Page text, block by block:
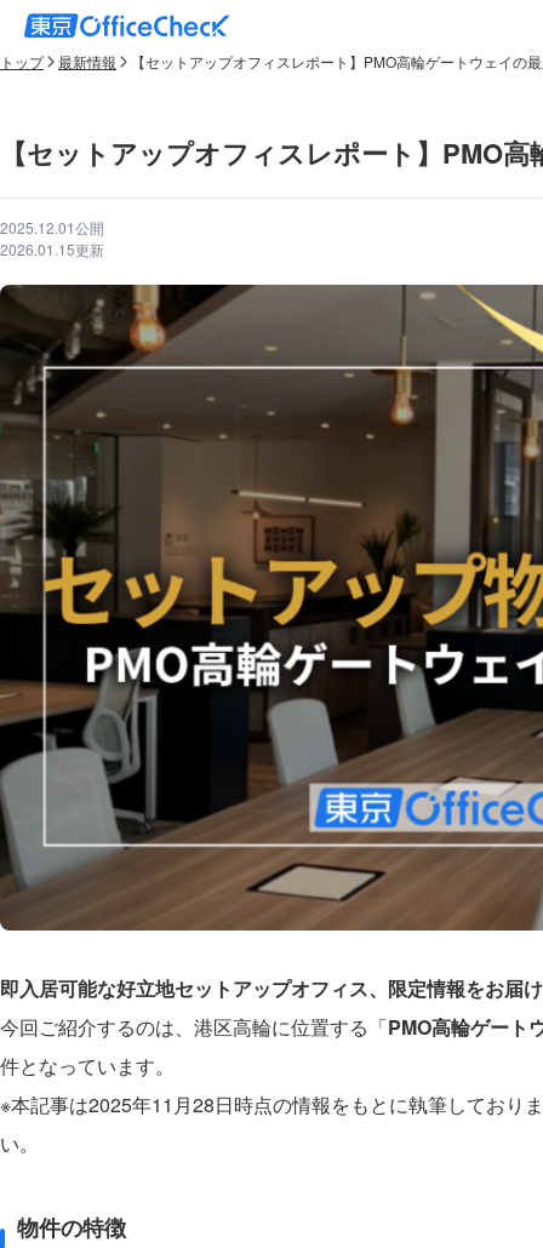
トップ 最新情報 【セットアップオフィスレポート】PMO高輪ゲートウェイの
【セットアップオフィスレポート】PMO
2025.12.01公開
2026.01.15更新
即入居可能な好立地セットアップオフィス、限定情報をお届
今回ご紹介するのは、港区高輪に位置する「PMO高輪ゲート
件となっています。
※本記事は2025年11月28日時点の情報をもとに執筆しており
い。
物件の特徴